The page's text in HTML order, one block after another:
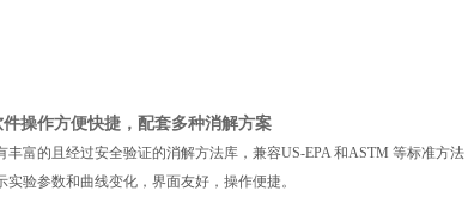
操作方便快捷，配套多种消解方案
丰富的且经过安全验证的消解方法库，兼容US-EPA 和ASTM 等标准方
实验参数和曲线变化，界面友好，操作便捷。